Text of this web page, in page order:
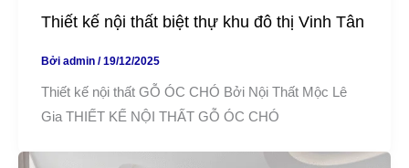
Thiết kế nội thất biệt thự khu đô thị Vinh Tân
Bởi admin /19/12/2025
Thiết kế nội thất GỖ ÓC CHÓ Bởi Nội Thất Mộc Lê
Gia THIẾT KẾ NỘI THẤT GỖ ÓC CHÓ